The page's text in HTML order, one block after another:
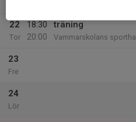
22
Tor
18:30
20:00
träning
Vammarskolans sporthall
23
Fre
24
Lör